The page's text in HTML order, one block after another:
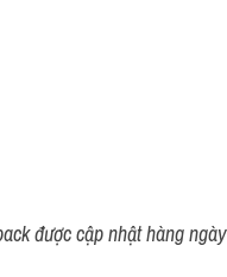
được cập nhật hàng ngày